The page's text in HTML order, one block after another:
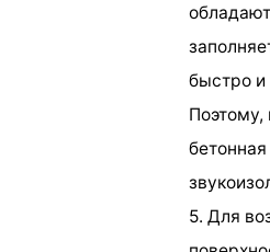
быстро и
Поэтому,
5. Для